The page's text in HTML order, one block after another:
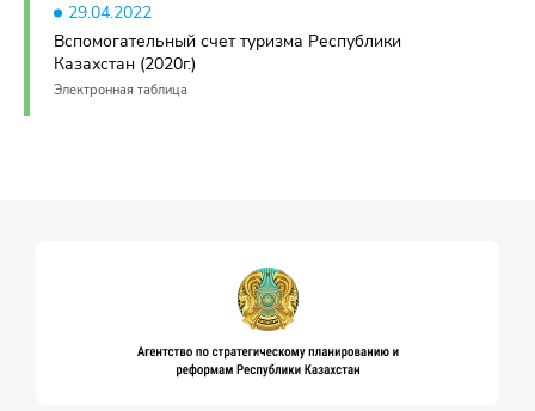
29.04.2022
Вспомогательный счет туризма Республики
Казахстан (2020г.)
Электронная таблица